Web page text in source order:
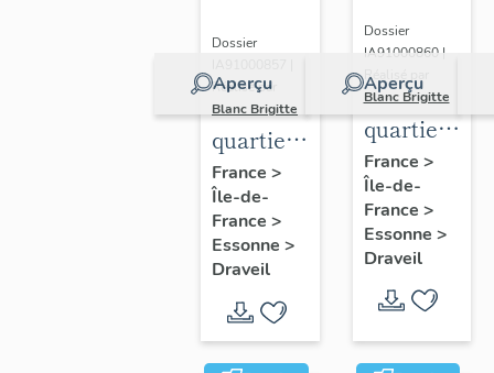
Denis
Aperçu
Dossier
Réalisé par
Blanc Brigitte
quartier
de
Mainville
France >
Île-de-
France >
Essonne >
Draveil
Aperçu
Dossier
IA91000860 |
Réalisé par
Blanc Brigitte
quartier
des
bords de
Seine
France >
Île-de-
France >
Essonne >
Draveil